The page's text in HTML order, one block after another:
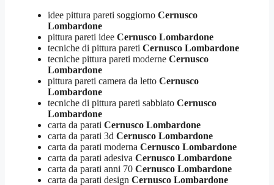
idee pittura pareti soggiorno Cernusco
Lombardone
pittura pareti idee Cernusco Lombardone
tecniche di pittura pareti Cernusco Lombardone
tecniche pittura pareti moderne Cernusco
Lombardone
pittura pareti camera da letto Cernusco
Lombardone
tecniche di pittura pareti sabbiato Cernusco
Lombardone
carta da parati Cernusco Lombardone
carta da parati 3d Cernusco Lombardone
carta da parati moderna Cernusco Lombardone
carta da parati adesiva Cernusco Lombardone
carta da parati anni 70 Cernusco Lombardone
carta da parati design Cernusco Lombardone